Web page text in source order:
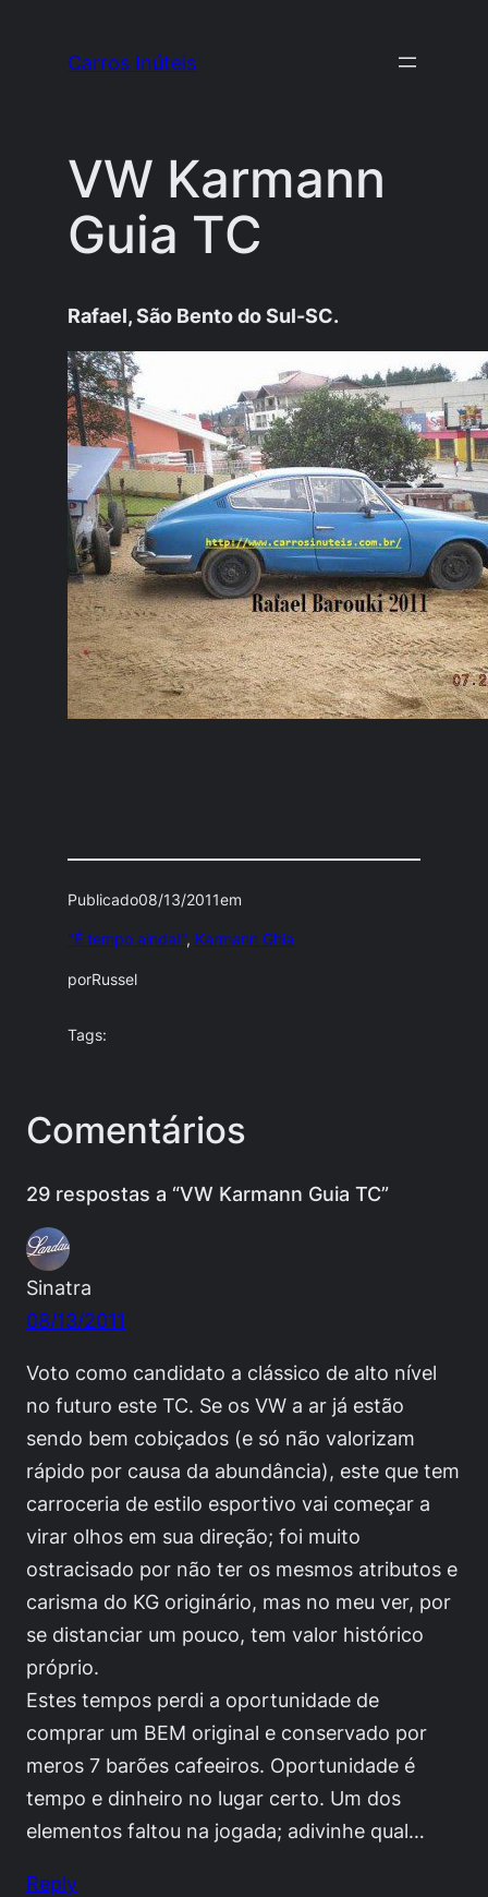
Carros Inúteis
VW Karmann
Guia TC
Rafael, São Bento do Sul-SC.
Publicado08/13/2011em
"É tempo ainda!", Karmann Ghia
porRussel
Tags:
Comentários
29 respostas a “VW Karmann Guia TC”
Sinatra
08/13/2011
Voto como candidato a clássico de alto nível
no futuro este TC. Se os VW a ar já estão
sendo bem cobiçados (e só não valorizam
rápido por causa da abundância), este que tem
carroceria de estilo esportivo vai começar a
virar olhos em sua direção; foi muito
ostracisado por não ter os mesmos atributos e
carisma do KG originário, mas no meu ver, por
se distanciar um pouco, tem valor histórico
próprio.
Estes tempos perdi a oportunidade de
comprar um BEM original e conservado por
meros 7 barões cafeeiros. Oportunidade é
tempo e dinheiro no lugar certo. Um dos
elementos faltou na jogada; adivinhe qual…
Reply